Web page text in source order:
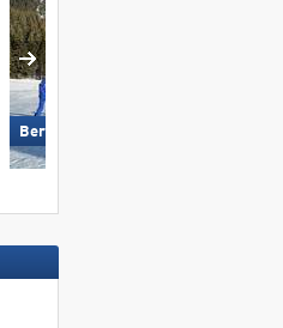
Berwang/​Bichlbach/​Rinnen